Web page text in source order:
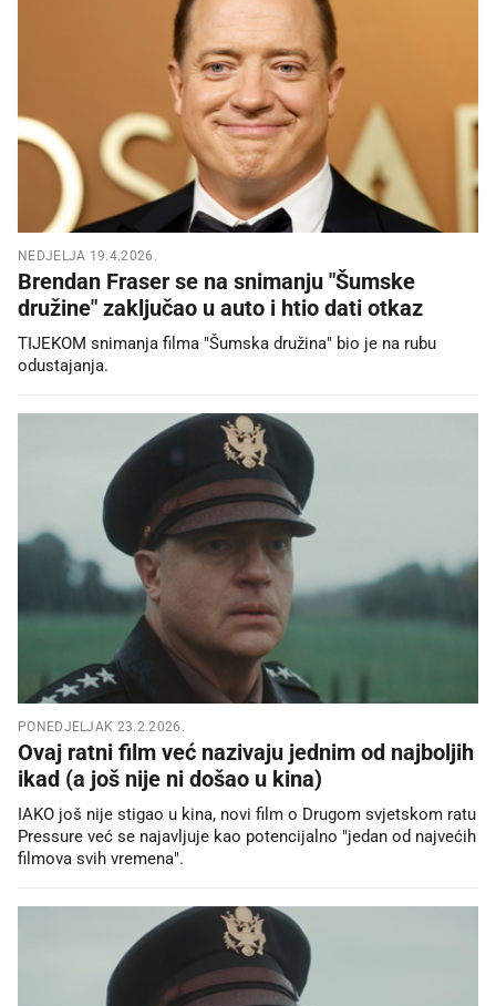
NEDJELJA 19.4.2026.
Brendan Fraser se na snimanju "Šumske
družine" zaključao u auto i htio dati otkaz
TIJEKOM snimanja filma "Šumska družina" bio je na rubu
odustajanja.
PONEDJELJAK 23.2.2026.
Ovaj ratni film već nazivaju jednim od najboljih
ikad (a još nije ni došao u kina)
IAKO još nije stigao u kina, novi film o Drugom svjetskom ratu
Pressure već se najavljuje kao potencijalno "jedan od najvećih
filmova svih vremena".